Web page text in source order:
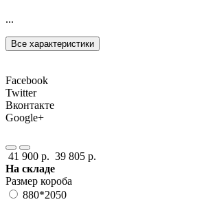
...
Все характеристики
Facebook
Twitter
Вконтакте
Google+
41 900 р. 39 805 р.
На складе
Размер короба
880*2050